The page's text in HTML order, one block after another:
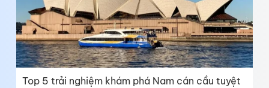
Top 5 trải nghiệm khám phá Nam cán cầu tuyệt